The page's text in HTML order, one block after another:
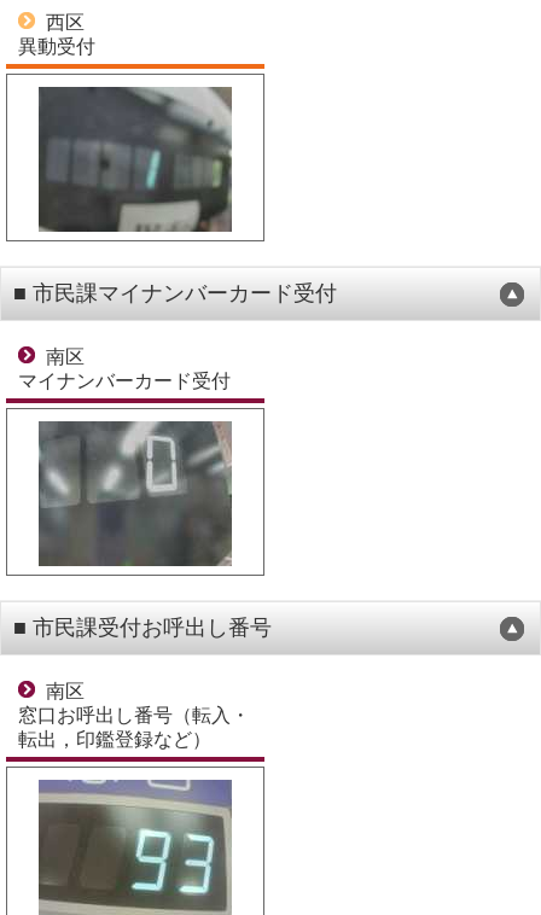
西区
異動受付
■ 市民課マイナンバーカード受付
南区
マイナンバーカード受付
■ 市民課受付お呼出し番号
南区
窓口お呼出し番号（転入・
転出，印鑑登録など）